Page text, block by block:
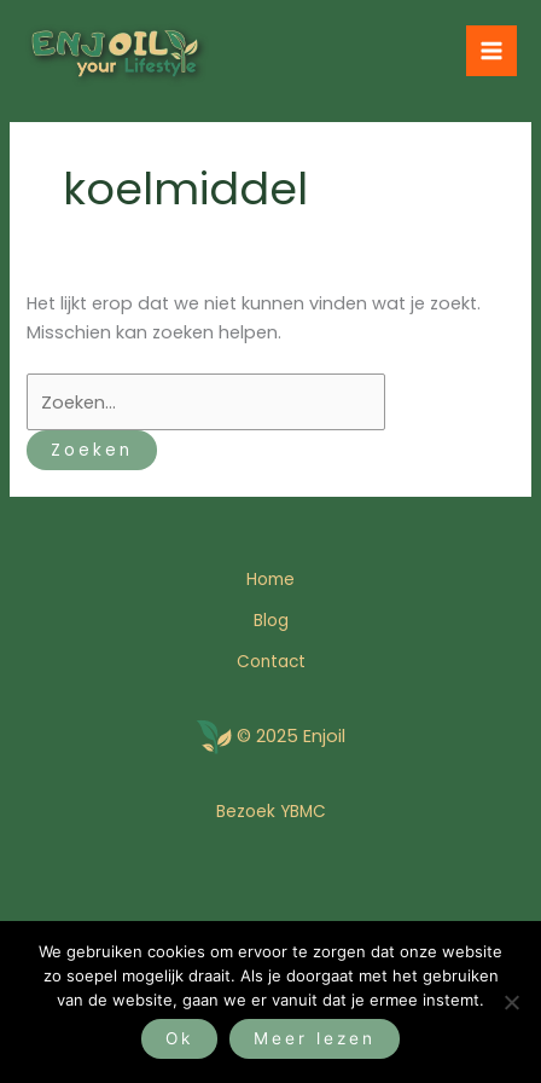
naar
koelmiddel
Het lijkt erop dat we niet kunnen vinden wat je zoekt.
Misschien kan zoeken helpen.
naar:
Home
Blog
Contact
© 2025 Enjoil
Bezoek YBMC
We gebruiken cookies om ervoor te zorgen dat onze website
zo soepel mogelijk draait. Als je doorgaat met het gebruiken
van de website, gaan we er vanuit dat je ermee instemt.
Ok
Meer lezen